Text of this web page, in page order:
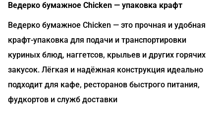
Ведерко бумажное Chicken — упаковка крафт
Ведерко бумажное Chicken — это прочная и удобная
крафт-упаковка для подачи и транспортировки
куриных блюд, наггетсов, крыльев и других горячих
закусок. Лёгкая и надёжная конструкция идеально
подходит для кафе, ресторанов быстрого питания,
фудкортов и служб доставки